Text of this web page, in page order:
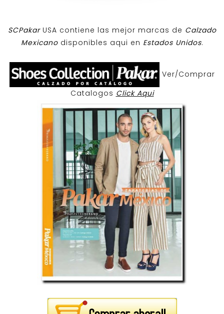
SCPakar USA contiene las mejor marcas de Calzado
Mexicanodisponibles aqui en Estados Unidos.
Ver/Comprar
Catalogos Click Aqui